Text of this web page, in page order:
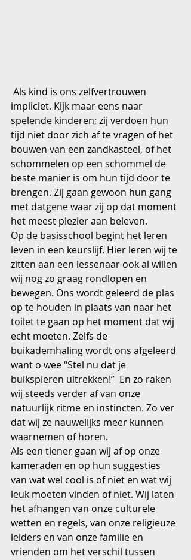
impliciet. Kijk maar eens naar
spelende kinderen; zij verdoen hun
tijd niet door zich af te vragen of het
bouwen van een zandkasteel, of het
schommelen op een schommel de
beste manier is om hun tijd door te
brengen. Zij gaan gewoon hun gang
met datgene waar zij op dat moment
het meest plezier aan beleven.
Op de basisschool begint het leren
leven in een keurslijf. Hier leren wij te
zitten aan een lessenaar ook al willen
wij nog zo graag rondlopen en
bewegen. Ons wordt geleerd de plas
op te houden in plaats van naar het
toilet te gaan op het moment dat wij
echt moeten. Zelfs de
buikademhaling wordt ons afgeleerd
want o wee “Stel nu dat je
buikspieren uitrekken!”  En zo raken
wij steeds verder af van onze
natuurlijk ritme en instincten. Zo ver
dat wij ze nauwelijks meer kunnen
waarnemen of horen.
Als een tiener gaan wij af op onze
kameraden en op hun suggesties
van wat wel cool is of niet en wat wij
leuk moeten vinden of niet. Wij laten
het afhangen van onze culturele
wetten en regels, van onze religieuze
leiders en van onze familie en
vrienden om het verschil tussen